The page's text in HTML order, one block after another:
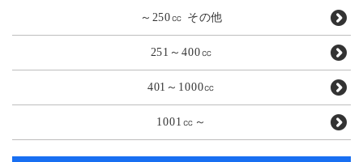
～250㏄ その他
251～400㏄
401～1000㏄
1001㏄～